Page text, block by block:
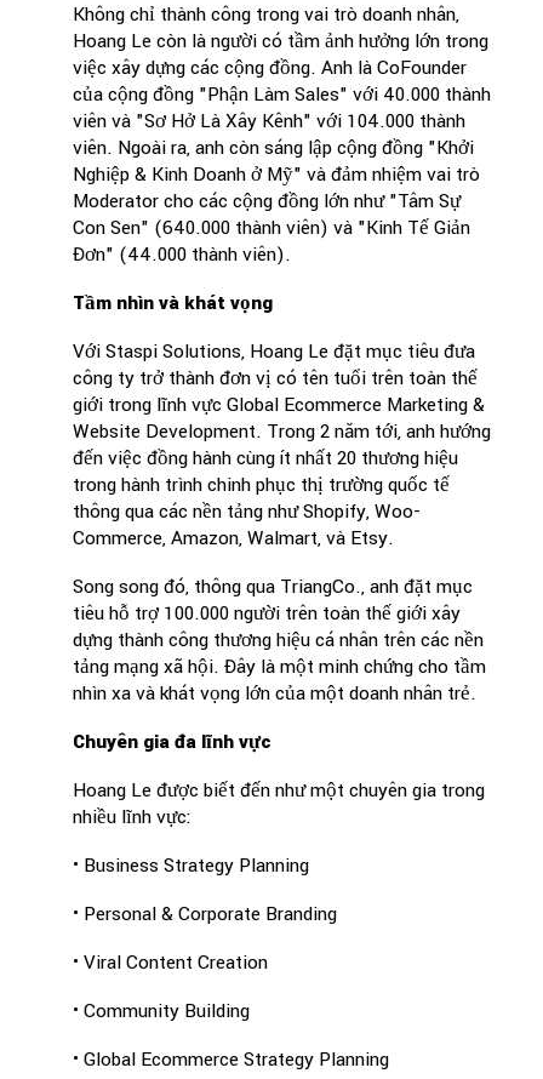
Không chỉ thành công trong vai trò doanh nhân,
Hoang Le còn là người có tầm ảnh hưởng lớn trong
việc xây dựng các cộng đồng. Anh là CoFounder
của cộng đồng "Phận Làm Sales" với 40.000 thành
viên và "Sơ Hở Là Xây Kênh" với 104.000 thành
viên. Ngoài ra, anh còn sáng lập cộng đồng "Khởi
Nghiệp & Kinh Doanh ở Mỹ" và đảm nhiệm vai trò
Moderator cho các cộng đồng lớn như "Tâm Sự
Con Sen" (640.000 thành viên) và "Kinh Tế Giản
Đơn" (44.000 thành viên).
Tầm nhìn và khát vọng
Với Staspi Solutions, Hoang Le đặt mục tiêu đưa
công ty trở thành đơn vị có tên tuổi trên toàn thế
giới trong lĩnh vực Global Ecommerce Marketing &
Website Development. Trong 2 năm tới, anh hướng
đến việc đồng hành cùng ít nhất 20 thương hiệu
trong hành trình chinh phục thị trường quốc tế
thông qua các nền tảng như Shopify, Woo-
Commerce, Amazon, Walmart, và Etsy.
Song song đó, thông qua TriangCo., anh đặt mục
tiêu hỗ trợ 100.000 người trên toàn thế giới xây
dựng thành công thương hiệu cá nhân trên các nền
tảng mạng xã hội. Đây là một minh chứng cho tầm
nhìn xa và khát vọng lớn của một doanh nhân trẻ.
Chuyên gia đa lĩnh vực
Hoang Le được biết đến như một chuyên gia trong
nhiều lĩnh vực:
• Business Strategy Planning
• Personal & Corporate Branding
• Viral Content Creation
• Community Building
• Global Ecommerce Strategy Planning